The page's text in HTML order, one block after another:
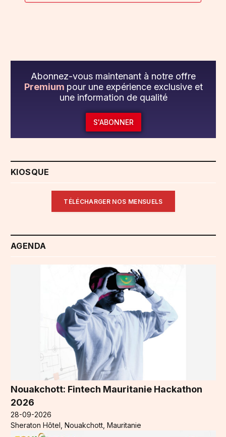
Abonnez-vous maintenant à notre offre
Premium pour une expérience exclusive et
une information de qualité
S'ABONNER
KIOSQUE
TÉLÉCHARGER NOS MENSUELS
AGENDA
Nouakchott: Fintech Mauritanie Hackathon
2026
28-09-2026
Sheraton Hôtel, Nouakchott, Mauritanie